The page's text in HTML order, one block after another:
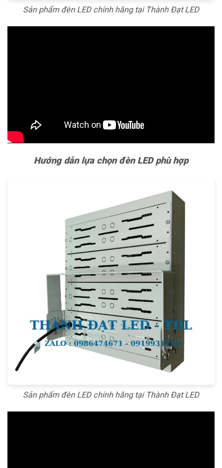
Sản phẩm đèn LED chính hãng tại Thành Đạt LED
Hướng dẫn lựa chọn đèn LED phù hợp
Sản phẩm đèn LED chính hãng tại Thành Đạt LED